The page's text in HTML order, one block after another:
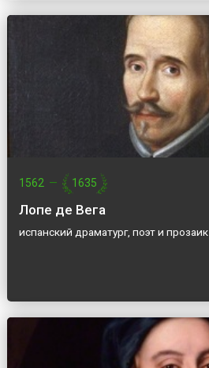
1562 — 1635
Лопе де Вега
испанский драматург, поэт и прозаик